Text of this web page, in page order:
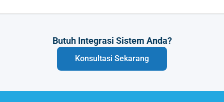
Butuh Integrasi Sistem Anda?
Konsultasi Sekarang